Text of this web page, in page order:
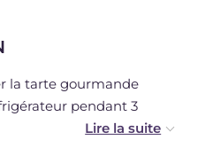
la tarte gourmande
pendant 3